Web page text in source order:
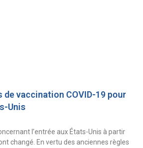
de vaccination COVID-19 pour
Unis
l’entrée aux États-Unis à partir
changé. En vertu des anciennes règles